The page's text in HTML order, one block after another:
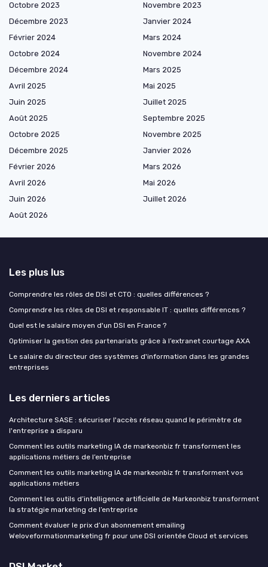
Octobre 2023
Novembre 2023
Décembre 2023
Janvier 2024
Février 2024
Mars 2024
Octobre 2024
Novembre 2024
Décembre 2024
Mars 2025
Avril 2025
Mai 2025
Juin 2025
Juillet 2025
Août 2025
Septembre 2025
Octobre 2025
Novembre 2025
Décembre 2025
Janvier 2026
Février 2026
Mars 2026
Avril 2026
Mai 2026
Juin 2026
Juillet 2026
Août 2026
Les plus lus
Comprendre les rôles de DSI et CTO : quelles différences ?
Comprendre les rôles de DSI et responsable IT : quelles différences ?
Quel est le salaire moyen d'un DSI en France ?
Optimiser la gestion des partenariats grâce à l’extranet courtage AXA
Le salaire du directeur des systèmes d'information dans les grandes
entreprises
Les derniers articles
Architecture SASE : sécuriser l'accès réseau quand le périmètre de
l'entreprise a disparu
Comment les outils marketing IA de markeonbiz fr transforment les
applications métiers de l’entreprise
Comment les outils marketing IA de markeonbiz fr transforment vos
applications métiers
Comment les outils d’intelligence artificielle de Markeonbiz transforment
la stratégie marketing de l’entreprise
Comment évaluer le prix d’un abonnement emailing
Weloveformationmarketing fr pour une DSI orientée Cloud et services